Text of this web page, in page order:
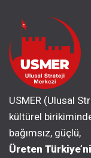
USMER (Ulusal
kültürel
bağımsız, güçlü,
Üreten